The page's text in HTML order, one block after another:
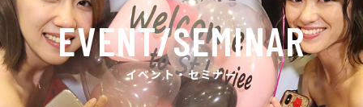
EVENT/SEMINAR
イベント・セミナー